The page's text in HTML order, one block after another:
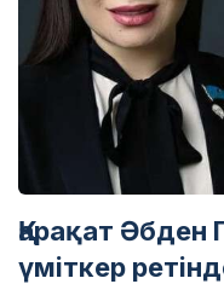
Қарақат
үміткер